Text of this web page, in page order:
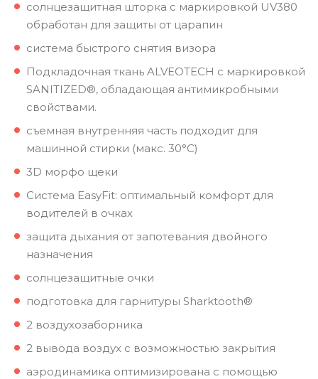
солнцезащитная шторка с маркировкой UV380
обработан для защиты от царапин
система быстрого снятия визора
Подкладочная ткань ALVEOTECH с маркировкой
SANITIZED®, обладающая антимикробными
свойствами.
съемная внутренняя часть подходит для
машинной стирки (макс. 30°C)
3D морфо щеки
Система EasyFit: оптимальный комфорт для
водителей в очках
защита дыхания от запотевания двойного
назначения
солнцезащитные очки
подготовка для гарнитуры Sharktooth®
2 воздухозаборника
2 вывода воздух с возможностью закрытия
аэродинамика оптимизирована с помощью